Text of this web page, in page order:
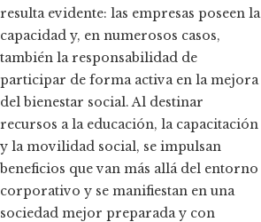
resulta evidente: las empresas poseen la
capacidad y, en numerosos casos,
también la responsabilidad de
participar de forma activa en la mejora
del bienestar social. Al destinar
recursos a la educación, la capacitación
y la movilidad social, se impulsan
beneficios que van más allá del entorno
corporativo y se manifiestan en una
sociedad mejor preparada y con